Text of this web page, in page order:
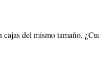
del mismo tamaño,